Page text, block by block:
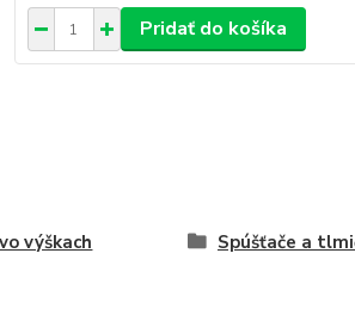
Pridať do košíka
výškach Spúšťače a